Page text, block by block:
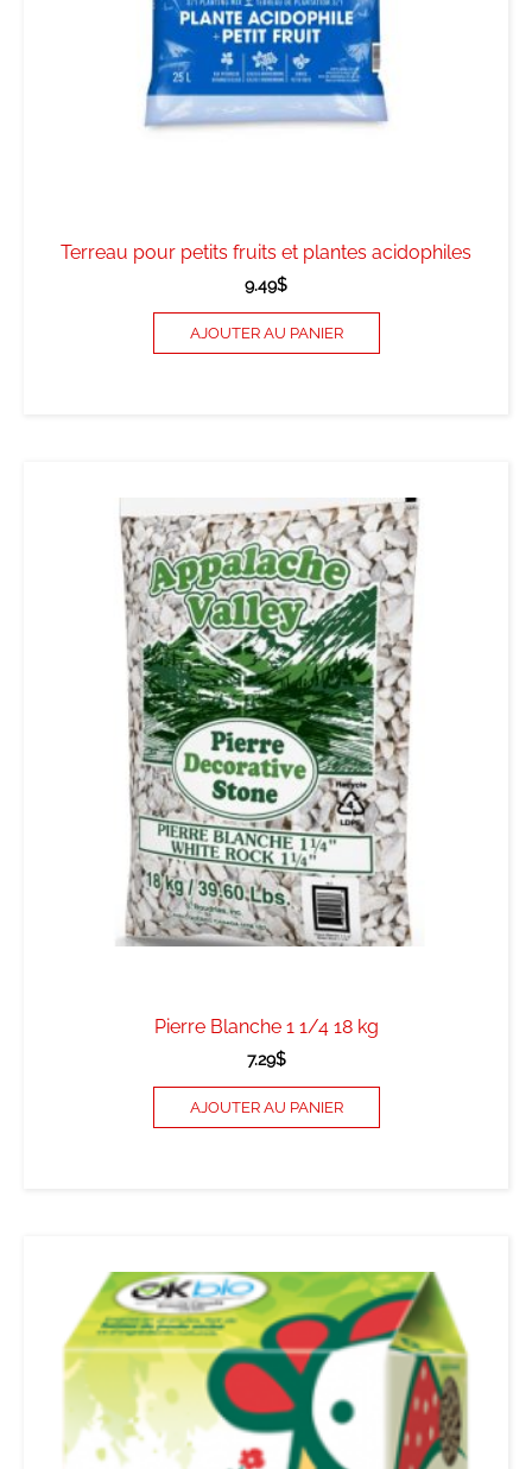
Terreau pour petits fruits et plantes acidophiles
9.49$
AJOUTER AU PANIER
Pierre Blanche 1 1/4 18 kg
7.29$
AJOUTER AU PANIER